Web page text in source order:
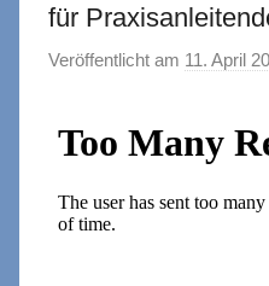
für
Veröffentlicht am 11. April